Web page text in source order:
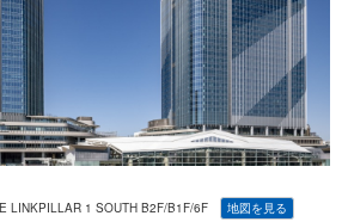
LINKPILLAR 1 SOUTH B2F/B1F/6F 地図を見る